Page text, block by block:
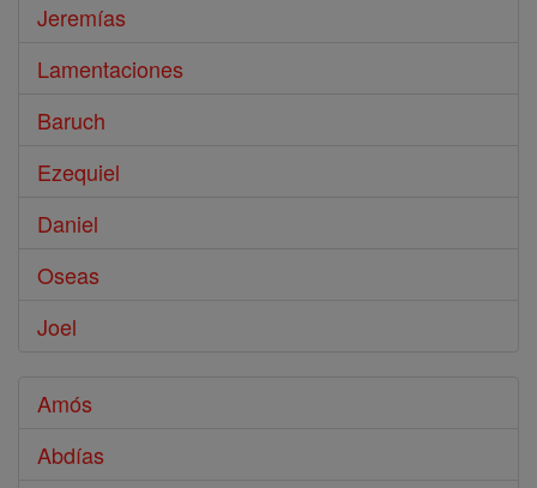
Jeremías
Lamentaciones
Baruch
Ezequiel
Daniel
Oseas
Joel
Amós
Abdías